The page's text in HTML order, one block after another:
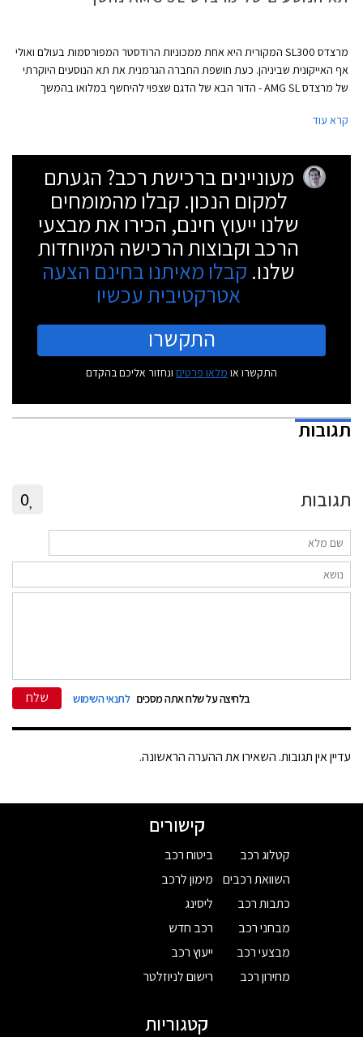
מרצדס SL300 המקורית היא אחת ממכוניות הרודסטר המפורסמות בעולם ואולי
אף האייקונית שביניהן. כעת חושפת החברה הגרמנית את תא הנוסעים היוקרתי
של מרצדס AMG SL - הדור הבא של הדגם שצפוי להיחשף במלואו בהמשך
קרא עוד
מעוניינים ברכישת רכב? הגעתם
למקום הנכון. קבלו מהמומחים
שלנו ייעוץ חינם, הכירו את מבצעי
הרכב וקבוצות הרכישה המיוחדות
שלנו. קבלו מאיתנו בחינם הצעה
אטרקטיבית עכשיו
התקשרו
התקשרו או מלאו פרטים ונחזור אליכם בהקדם
תגובות
תגובות 0
בלחיצה על שלח אתה מסכים לתנאי השימוש שלח
עדיין אין תגובות. השאירו את ההערה הראשונה.
קישורים
קטלוג רכב
השוואת רכבים
כתבות רכב
מבחני רכב
מבצעי רכב
מחירון רכב
ביטוח רכב
מימון לרכב
ליסינג
רכב חדש
ייעוץ רכב
רישום לניוזלטר
קטגוריות